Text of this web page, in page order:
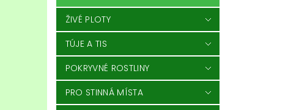
ŽIVÉ PLOTY
TÚJE A TIS
POKRYVNÉ ROSTLINY
PRO STINNÁ MÍSTA